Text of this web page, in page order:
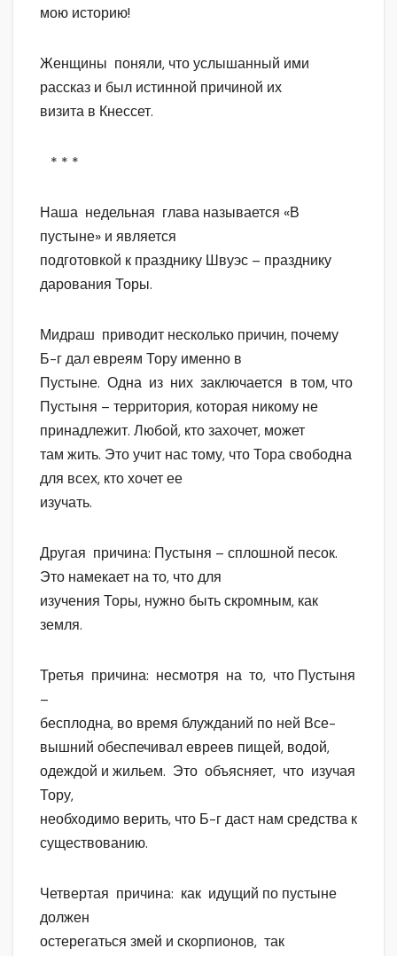
мою историю!
Женщины поняли, что услышанный ими
рассказ и был истинной причиной их
визита в Кнессет.
* * *
Наша недельная глава называется «В
пустыне» и является
подготовкой к празднику Швуэс – празднику
дарования Торы.
Мидраш приводит несколько причин, почему
Б-г дал евреям Тору именно в
Пустыне. Одна из них заключается в том, что
Пустыня – территория, которая никому не
принадлежит. Любой, кто захочет, может
там жить. Это учит нас тому, что Тора свободна
для всех, кто хочет ее
изучать.
Другая причина: Пустыня – сплошной песок.
Это намекает на то, что для
изучения Торы, нужно быть скромным, как
земля.
Третья причина: несмотря на то, что Пустыня
–
бесплодна, во время блужданий по ней Все-
вышний обеспечивал евреев пищей, водой,
одеждой и жильем. Это объясняет, что изучая
Тору,
необходимо верить, что Б-г даст нам средства к
существованию.
Четвертая причина: как идущий по пустыне
должен
остерегаться змей и скорпионов, так